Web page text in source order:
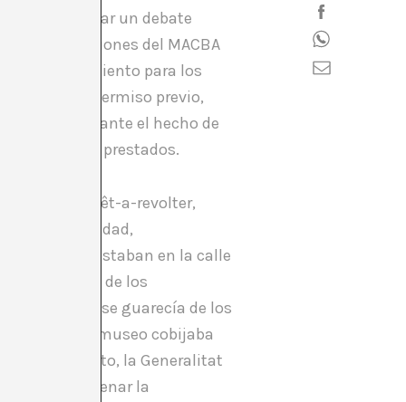
para emplazar un debate
las instalaciones del MACBA
de alojamiento para los
pedido permiso previo,
miedo ante el hecho de
e internet prestados.
(trajes Prêt-a-revolter,
Tal visibilidad,
los que estaban en la calle
Muchos de los
del museo se guarecía de los
de que el museo cobijaba
Ayuntamiento, la Generalitat
para frenar la